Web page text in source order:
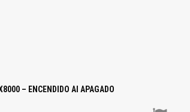
– ENCENDIDO Al APAGADO